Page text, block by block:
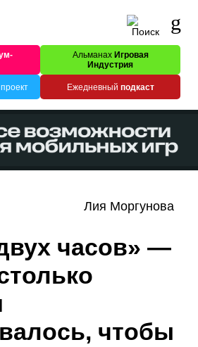
Альманах Игровая
Индустрия
Ежедневный подкаст
Лия Моргунова
часов» —
чтобы